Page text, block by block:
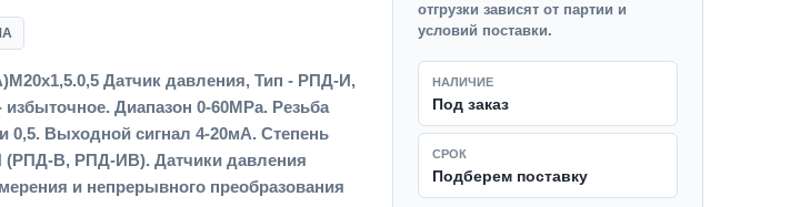
Датчик давления, Тип - РПД-И,
Диапазон 0-60MPa. Резьба
0,5. Выходной сигнал 4-20мА. Степень
(РПД-В, РПД-ИВ). Датчики давления
и непрерывного преобразования
отгрузки зависят от партии и
условий поставки.
НАЛИЧИЕ
Под заказ
СРОК
Подберем поставку